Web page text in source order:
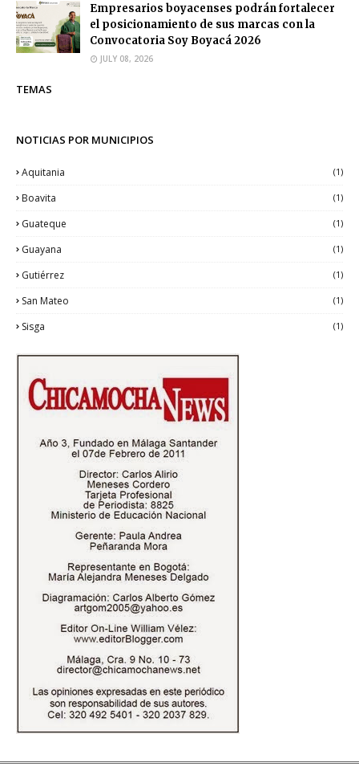
Empresarios boyacenses podrán fortalecer
el posicionamiento de sus marcas con la
Convocatoria Soy Boyacá 2026
JULY 08, 2026
TEMAS
NOTICIAS POR MUNICIPIOS
Aquitania (1)
Boavita (1)
Guateque (1)
Guayana (1)
Gutiérrez (1)
San Mateo (1)
Sisga (1)